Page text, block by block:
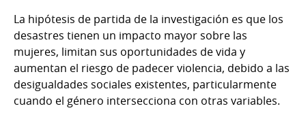
La hipótesis de partida de la investigación es que los
desastres tienen un impacto mayor sobre las
mujeres, limitan sus oportunidades de vida y
aumentan el riesgo de padecer violencia, debido a las
desigualdades sociales existentes, particularmente
cuando el género intersecciona con otras variables.